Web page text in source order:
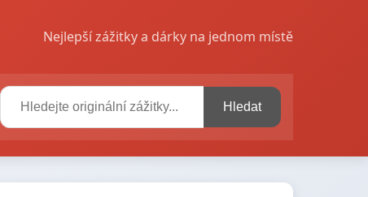
Nejlepší zážitky a dárky na jednom místě
Hledat